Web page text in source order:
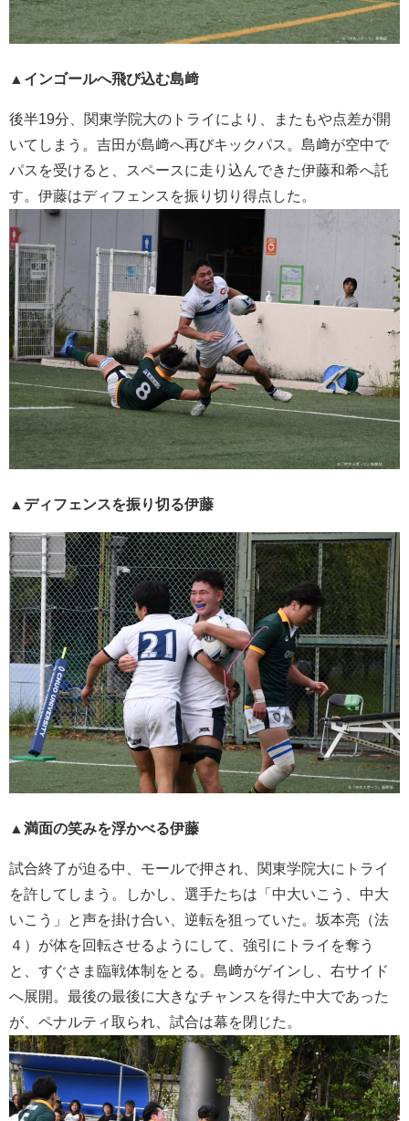
▲インゴールへ飛び込む島﨑
後半19分、関東学院大のトライにより、またもや点差が開
いてしまう。吉田が島﨑へ再びキックパス。島﨑が空中で
パスを受けると、スペースに走り込んできた伊藤和希へ託
す。伊藤はディフェンスを振り切り得点した。
▲ディフェンスを振り切る伊藤
▲満面の笑みを浮かべる伊藤
試合終了が迫る中、モールで押され、関東学院大にトライ
を許してしまう。しかし、選手たちは「中大いこう、中大
いこう」と声を掛け合い、逆転を狙っていた。坂本亮（法
４）が体を回転させるようにして、強引にトライを奪う
と、すぐさま臨戦体制をとる。島﨑がゲインし、右サイド
へ展開。最後の最後に大きなチャンスを得た中大であった
が、ペナルティ取られ、試合は幕を閉じた。